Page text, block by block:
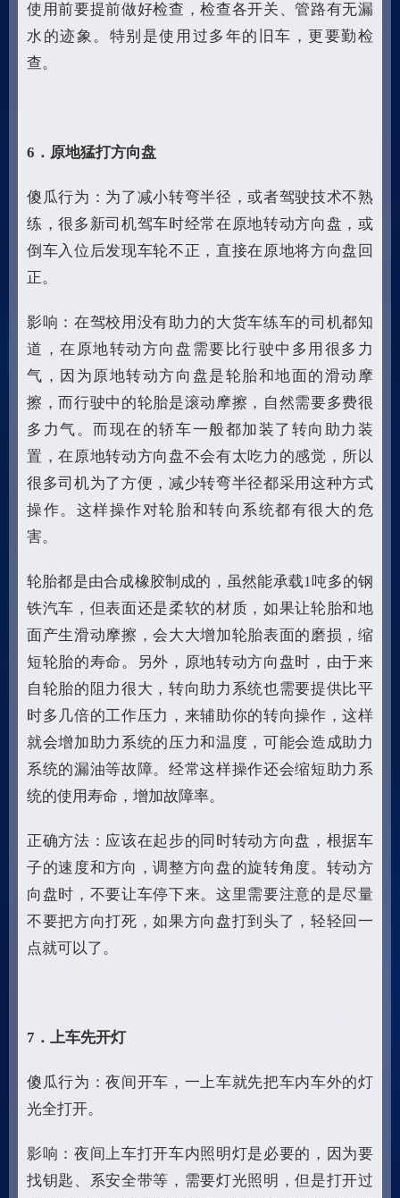
使用前要提前做好检查，检查各开关、管路有无漏
水的迹象。特别是使用过多年的旧车，更要勤检
查。
6 ．原地猛打方向盘
傻瓜行为：为了减小转弯半径，或者驾驶技术不熟
练，很多新司机驾车时经常在原地转动方向盘，或
倒车入位后发现车轮不正，直接在原地将方向盘回
正。
影响：在驾校用没有助力的大货车练车的司机都知
道，在原地转动方向盘需要比行驶中多用很多力
气，因为原地转动方向盘是轮胎和地面的滑动摩
擦，而行驶中的轮胎是滚动摩擦，自然需要多费很
多力气。而现在的轿车一般都加装了转向助力装
置，在原地转动方向盘不会有太吃力的感觉，所以
很多司机为了方便，减少转弯半径都采用这种方式
操作。这样操作对轮胎和转向系统都有很大的危
害。
轮胎都是由合成橡胶制成的，虽然能承载1吨多的钢
铁汽车，但表面还是柔软的材质，如果让轮胎和地
面产生滑动摩擦，会大大增加轮胎表面的磨损，缩
短轮胎的寿命。另外，原地转动方向盘时，由于来
自轮胎的阻力很大，转向助力系统也需要提供比平
时多几倍的工作压力，来辅助你的转向操作，这样
就会增加助力系统的压力和温度，可能会造成助力
系统的漏油等故障。经常这样操作还会缩短助力系
统的使用寿命，增加故障率。
正确方法：应该在起步的同时转动方向盘，根据车
子的速度和方向，调整方向盘的旋转角度。转动方
向盘时，不要让车停下来。这里需要注意的是尽量
不要把方向打死，如果方向盘打到头了，轻轻回一
点就可以了。
7 ．上车先开灯
傻瓜行为：夜间开车，一上车就先把车内车外的灯
光全打开。
影响：夜间上车打开车内照明灯是必要的，因为要
找钥匙、系安全带等，需要灯光照明，但是打开过